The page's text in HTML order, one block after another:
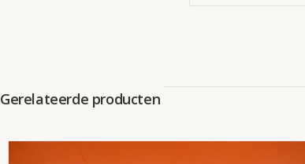
Gerelateerde producten